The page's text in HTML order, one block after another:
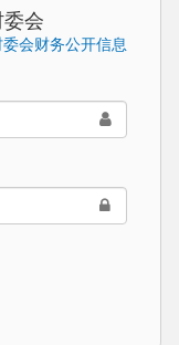
会
会财务公开信息